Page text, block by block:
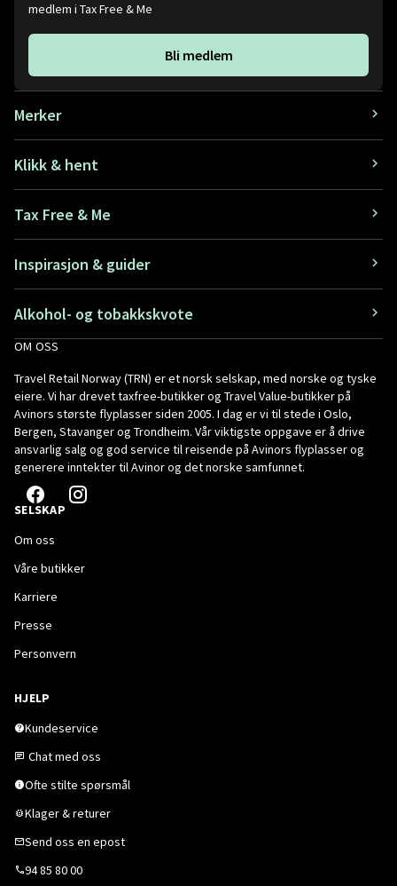
medlem i Tax Free & Me
Bli medlem
Merker
Klikk & hent
Tax Free & Me
Inspirasjon & guider
Alkohol- og tobakkskvote
OM OSS
Travel Retail Norway (TRN) er et norsk selskap, med norske og tyske
eiere. Vi har drevet taxfree-butikker og Travel Value-butikker på
Avinors største flyplasser siden 2005. I dag er vi til stede i Oslo,
Bergen, Stavanger og Trondheim. Vår viktigste oppgave er å drive
ansvarlig salg og god service til reisende på Avinors flyplasser og
generere inntekter til Avinor og det norske samfunnet.
SELSKAP
Om oss
Våre butikker
Karriere
Presse
Personvern
HJELP
Kundeservice
Chat med oss
Ofte stilte spørsmål
Klager & returer
Send oss en epost
94 85 80 00